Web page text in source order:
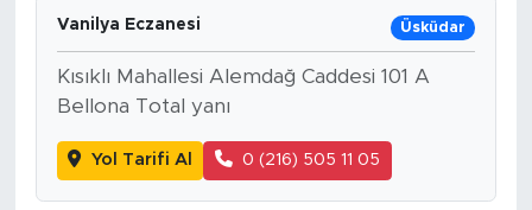
Vanilya Eczanesi Üsküdar
Kısıklı Mahallesi Alemdağ Caddesi 101 A
Bellona Total yanı
Yol Tarifi Al 0 (216) 505 11 05